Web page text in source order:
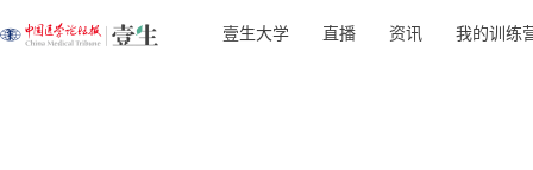
壹生大学 直播 资讯 我的训练